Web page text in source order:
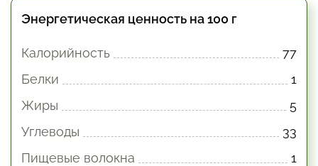
Энергетическая ценность на 100 г
Калорийность
77
Белки
1
Жиры
5
Углеводы
33
Пищевые волокна
1